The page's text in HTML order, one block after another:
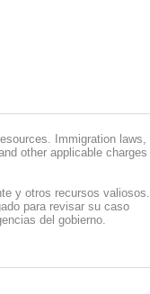
Immigration laws,
other applicable charges
y otros recursos valiosos.
para revisar su caso
del gobierno.